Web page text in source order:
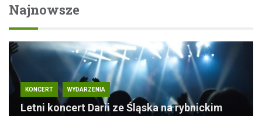
Najnowsze
KONCERT WYDARZENIA
Letni koncert Darii ze Śląska na rybnickim